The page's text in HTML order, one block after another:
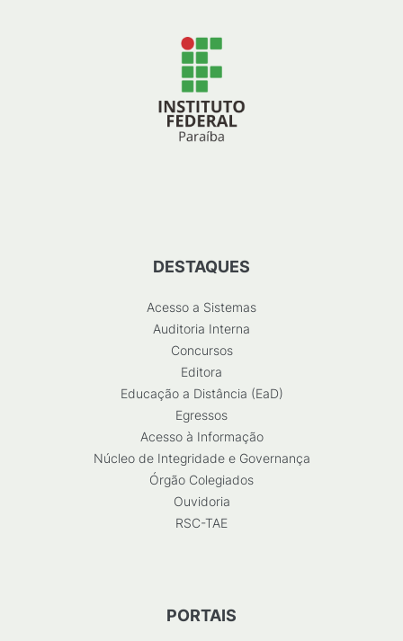
DESTAQUES
Acesso a Sistemas
Auditoria Interna
Concursos
Editora
Educação a Distância (EaD)
Egressos
Acesso à Informação
Núcleo de Integridade e Governança
Órgão Colegiados
Ouvidoria
RSC-TAE
PORTAIS